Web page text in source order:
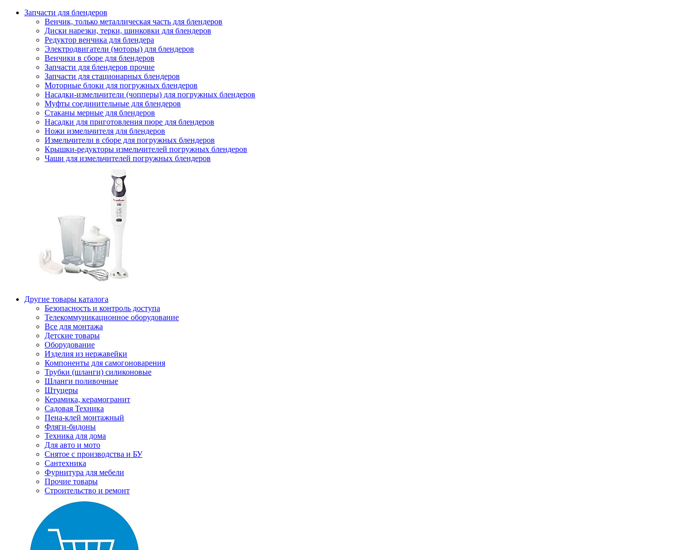
Запчасти для блендеров
Венчик, только металлическая часть для блендеров
Диски нарезки, терки, шинковки для блендеров
Редуктор венчика для блендера
Электродвигатели (моторы) для блендеров
Венчики в сборе для блендеров
Запчасти для блендеров прочие
Запчасти для стационарных блендеров
Моторные блоки для погружных блендеров
Насадки-измельчители (чопперы) для погружных блендеров
Муфты соединительные для блендеров
Стаканы мерные для блендеров
Насадки для приготовления пюре для блендеров
Ножи измельчителя для блендеров
Измельчители в сборе для погружных блендеров
Крышки-редукторы измельчителей погружных блендеров
Чаши для измельчителей погружных блендеров
Другие товары каталога
Безопасность и контроль доступа
Телекоммуникационное оборудование
Все для монтажа
Детские товары
Оборудование
Изделия из нержавейки
Компоненты для самогоноварения
Трубки (шланги) силиконовые
Шланги поливочные
Штуцеры
Керамика, керамогранит
Садовая Техника
Пена-клей монтажный
Фляги-бидоны
Техника для дома
Для авто и мото
Снятое с производства и БУ
Сантехника
Фурнитура для мебели
Прочие товары
Строительство и ремонт